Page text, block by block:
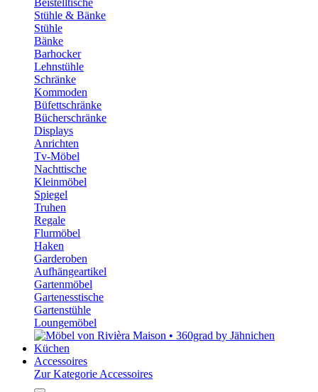
Stühle & Bänke
Stühle
Bänke
Barhocker
Lehnstühle
Schränke
Kommoden
Büfettschränke
Bücherschränke
Displays
Anrichten
Tv-Möbel
Nachttische
Kleinmöbel
Spiegel
Truhen
Regale
Flurmöbel
Haken
Garderoben
Aufhängeartikel
Gartenmöbel
Gartenesstische
Gartenstühle
Loungemöbel
Küchen
Accessoires
Zur Kategorie Accessoires